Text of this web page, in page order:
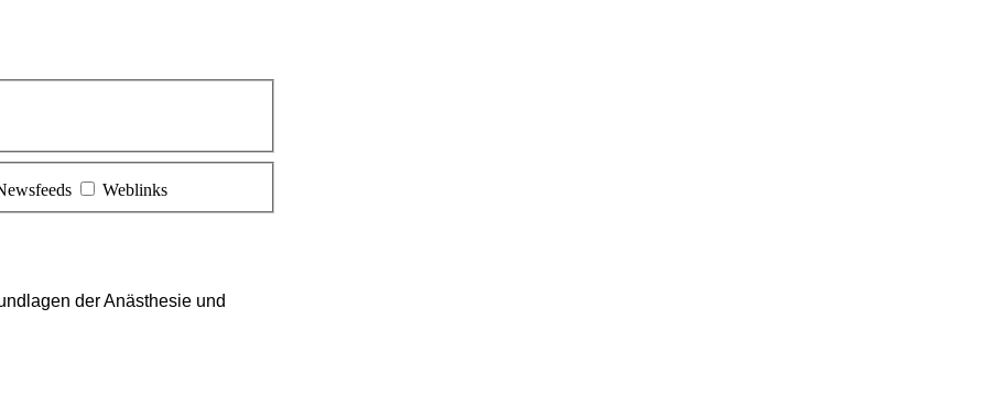
Weblinks
der Anästhesie und